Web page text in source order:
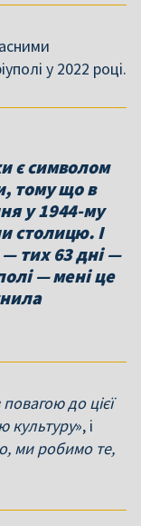
у 2022 році.
є символом
тому що в
у 1944-му
столицю. І
тих 63 дні —
— мені це
повагою до цієї
культуру», і
ми робимо те,